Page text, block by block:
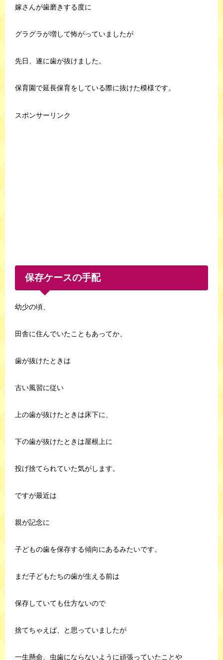
嫁さんが歯磨きする度に
グラグラが増して怖がっていましたが
先日、遂に歯が抜けました。
保育園で延長保育をしている際に抜けた模様です。
スポンサーリンク
保存ケースの手配
幼少の頃、
田舎に住んでいたこともあってか、
歯が抜けたときは
古い風習に従い
上の歯が抜けたときは床下に、
下の歯が抜けたときは屋根上に
投げ捨てられていた気がします。
ですが最近は
親が記念に
子どもの歯を保存する傾向にあるみたいです。
まだ子どもたちの歯が生える前は
保存していても仕方ないので
捨てちゃえば、と思っていましたが
一生懸命、虫歯にならないように頑張っていたことや